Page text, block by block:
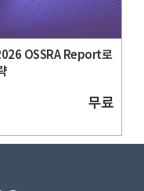
OSSRA Report로
무료